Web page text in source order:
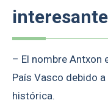
– El nombre Antxon
País Vasco debido
histórica.